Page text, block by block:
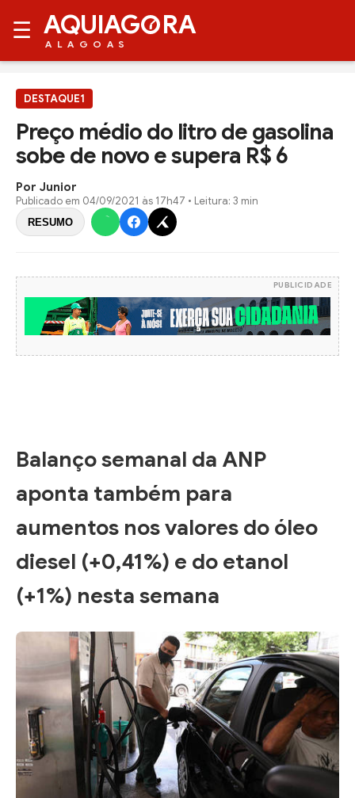
☰ AQUIAG RA
ALAGOAS
DESTAQUE1
Preço médio do litro de gasolina
sobe de novo e supera R$ 6
Por Junior
Publicado em 04/09/2021 às 17h47 • Leitura: 3 min
RESUMO
PUBLICIDADE
Balanço semanal da ANP
aponta também para
aumentos nos valores do óleo
diesel (+0,41%) e do etanol
(+1%) nesta semana